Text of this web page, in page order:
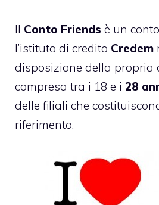
Il Conto Friends è un
l’istituto di credito Credem
disposizione della propria
compresa tra i 18 e i 28
delle filiali che
riferimento.